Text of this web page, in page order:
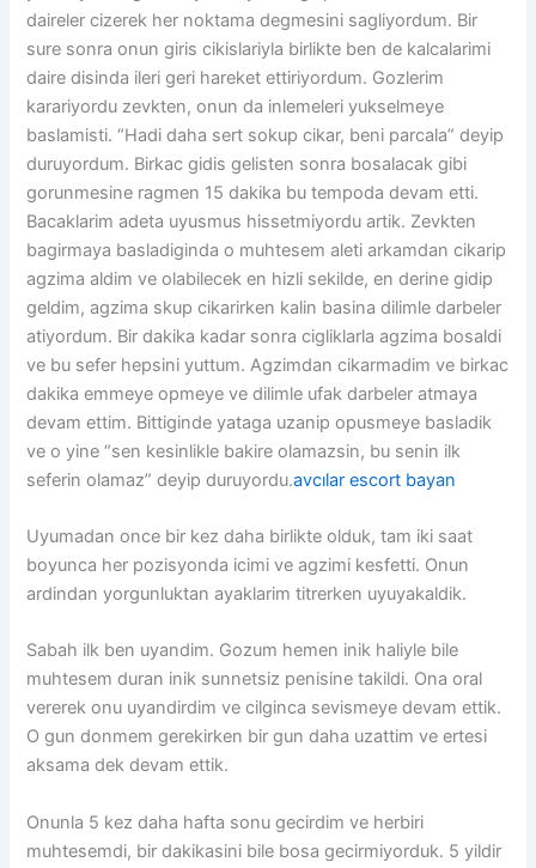
daireler cizerek her noktama degmesini sagliyordum. Bir
sure sonra onun giris cikislariyla birlikte ben de kalcalarimi
daire disinda ileri geri hareket ettiriyordum. Gozlerim
karariyordu zevkten, onun da inlemeleri yukselmeye
baslamisti. “Hadi daha sert sokup cikar, beni parcala” deyip
duruyordum. Birkac gidis gelisten sonra bosalacak gibi
gorunmesine ragmen 15 dakika bu tempoda devam etti.
Bacaklarim adeta uyusmus hissetmiyordu artik. Zevkten
bagirmaya basladiginda o muhtesem aleti arkamdan cikarip
agzima aldim ve olabilecek en hizli sekilde, en derine gidip
geldim, agzima skup cikarirken kalin basina dilimle darbeler
atiyordum. Bir dakika kadar sonra cigliklarla agzima bosaldi
ve bu sefer hepsini yuttum. Agzimdan cikarmadim ve birkac
dakika emmeye opmeye ve dilimle ufak darbeler atmaya
devam ettim. Bittiginde yataga uzanip opusmeye basladik
ve o yine “sen kesinlikle bakire olamazsin, bu senin ilk
seferin olamaz” deyip duruyordu.avcılar escort bayan
Uyumadan once bir kez daha birlikte olduk, tam iki saat
boyunca her pozisyonda icimi ve agzimi kesfetti. Onun
ardindan yorgunluktan ayaklarim titrerken uyuyakaldik.
Sabah ilk ben uyandim. Gozum hemen inik haliyle bile
muhtesem duran inik sunnetsiz penisine takildi. Ona oral
vererek onu uyandirdim ve cilginca sevismeye devam ettik.
O gun donmem gerekirken bir gun daha uzattim ve ertesi
aksama dek devam ettik.
Onunla 5 kez daha hafta sonu gecirdim ve herbiri
muhtesemdi, bir dakikasini bile bosa gecirmiyorduk. 5 yildir